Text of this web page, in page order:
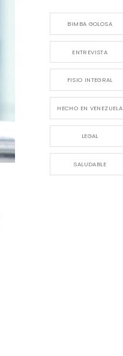
BIMBA GOLOSA
ENTREVISTA
FISIO INTEGRAL
HECHO EN VENEZUELA
LEGAL
SALUDABLE